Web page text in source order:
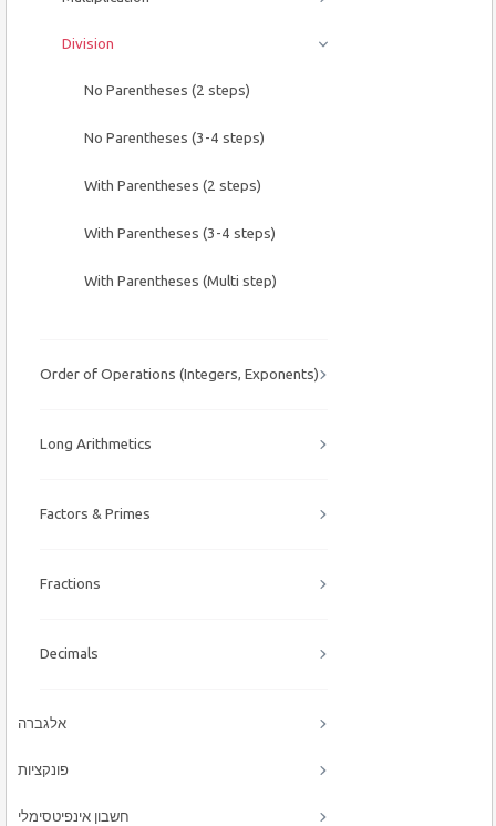
Division
No Parentheses (2 steps)
No Parentheses (3-4 steps)
With Parentheses (2 steps)
With Parentheses (3-4 steps)
With Parentheses (Multi step)
Order of Operations (Integers, Exponents)
Long Arithmetics
Factors & Primes
Fractions
Decimals
אלגברה
פונקציות
חשבון אינפיטסימלי